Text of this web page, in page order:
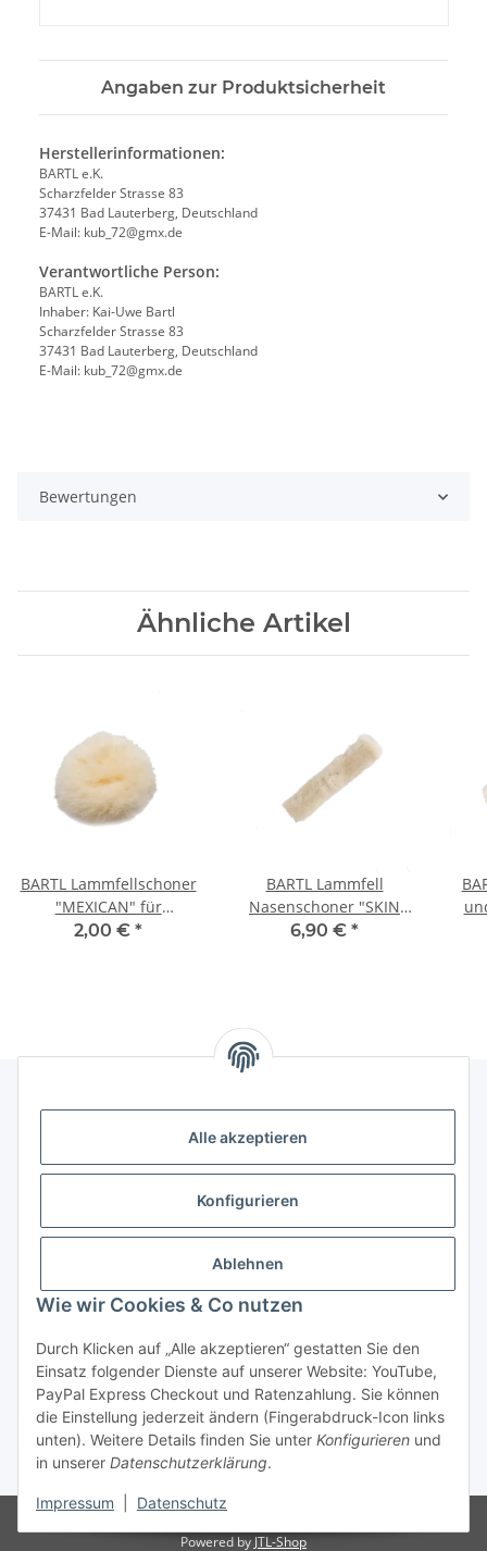
Alle akzeptieren
Konfigurieren
Ablehnen
Wie wir Cookies & Co nutzen
Durch Klicken auf „Alle akzeptieren“ gestatten Sie den
Einsatz folgender Dienste auf unserer Website: YouTube,
PayPal Express Checkout und Ratenzahlung. Sie können
die Einstellung jederzeit ändern (Fingerabdruck-Icon links
unten). Weitere Details finden Sie unter Konfigurieren und
in unserer Datenschutzerklärung.
Impressum Datenschutz
Angaben zur Produktsicherheit
Herstellerinformationen:
BARTL e.K.
Scharzfelder Strasse 83
37431 Bad Lauterberg, Deutschland
E-Mail: kub_72@gmx.de
Verantwortliche Person:
BARTL e.K.
Inhaber: Kai-Uwe Bartl
Scharzfelder Strasse 83
37431 Bad Lauterberg, Deutschland
E-Mail: kub_72@gmx.de
Bewertungen
Ähnliche Artikel
BARTL Lammfellschoner
"MEXICAN" für
mexikanische Trense
2,00 € *
BARTL Lammfell
Nasenschoner "SKIN
SOFT PRO", mit
6,90 € *
Versand- und Zahlungsarten
Vertrag widerrufen
* Alle Preise inkl. gesetzlicher USt., zzgl.Versand
Powered by JTL-Shop